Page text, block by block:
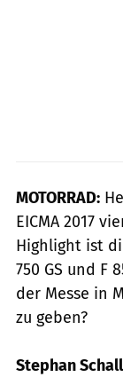
MOTORRAD:
EICMA 2017
Highlight ist
750 GS und F
der Messe in
zu geben?
Stephan